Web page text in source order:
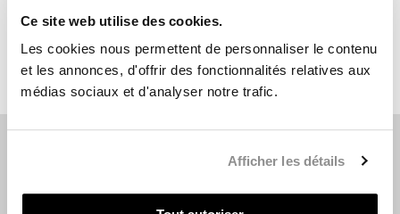
Ce site web utilise des cookies.
Les cookies nous permettent de personnaliser le contenu
et les annonces, d'offrir des fonctionnalités relatives aux
médias sociaux et d'analyser notre trafic.
Afficher les détails
OBTENIR MON ESTIMATION GRATUITE
PUBLICATIONS